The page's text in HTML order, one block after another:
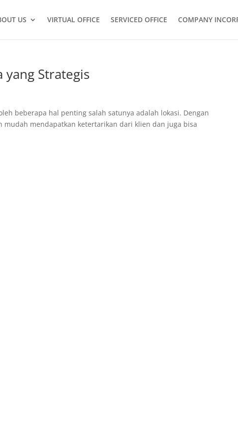
US VIRTUAL OFFICE SERVICED OFFICE COMPANY
yang Strategis
beberapa hal penting salah satunya adalah lokasi. Dengan
mudah mendapatkan ketertarikan dari klien dan juga bisa